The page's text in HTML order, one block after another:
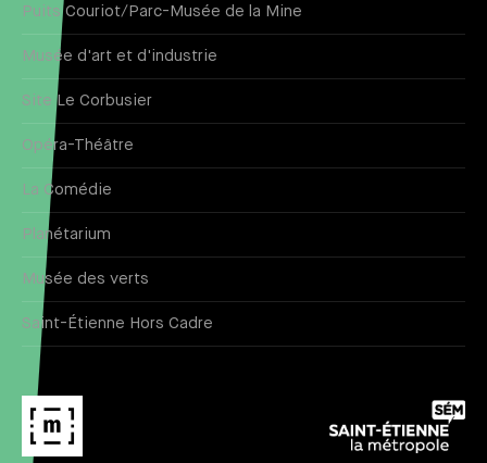
Puits Couriot/Parc-Musée de la Mine
Musée d'art et d'industrie
Site Le Corbusier
Opéra-Théâtre
La Comédie
Planétarium
Musée des verts
Saint-Étienne Hors Cadre